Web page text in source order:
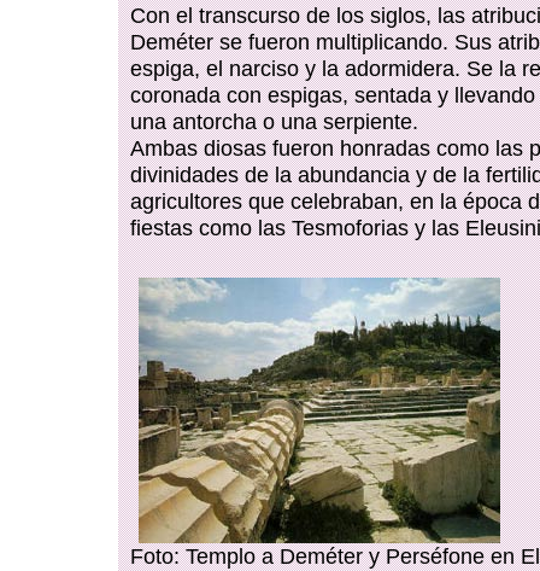
Con el transcurso de los siglos, las
Deméter se fueron multiplicando. Sus
espiga, el narciso y la adormidera. Se la
coronada con espigas, sentada y
una antorcha o una serpiente.
Ambas diosas fueron honradas como las
divinidades de la abundancia y de la
agricultores que celebraban, en la época
fiestas como las Tesmoforias y las
Foto: Templo a Deméter y Perséfone en